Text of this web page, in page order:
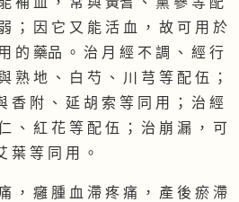
； 因 它 又 能 活 血 ， 故 可 用 於
的 藥品 。 治 月 經 不 調 、 經 行
熟 地 、 白 芍 、 川 芎 等 配 伍 ；
香 附 、 延 胡 索 等 同 用 ； 治 經
、 紅 花 等 配 伍 ； 治 崩 漏 ， 可
葉 等 同 用 。
， 癰 腫 血 滯 疼 痛 ， 產 後 瘀 滯